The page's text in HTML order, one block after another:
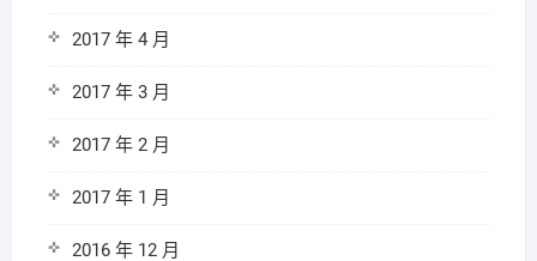
2017 年 4 月
2017 年 3 月
2017 年 2 月
2017 年 1 月
2016 年 12 月